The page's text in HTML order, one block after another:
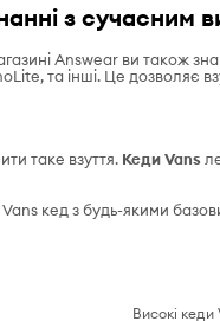
з сучасним
Answear ви також
та інші. Це дозволяє
таке взуття. Кеди Vans
кед з будь-якими
Високі кеди